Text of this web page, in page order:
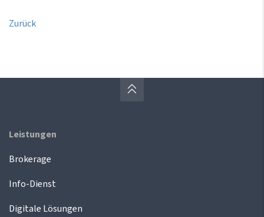
Zurück
Leistungen
Brokerage
Info-Dienst
Digitale Lösungen